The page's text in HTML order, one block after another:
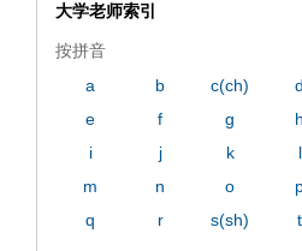
大学老师索引
按拼音
a
b c(ch)
d
e
f g
h
i
j k
l
m
n o
q
r s(sh)
t